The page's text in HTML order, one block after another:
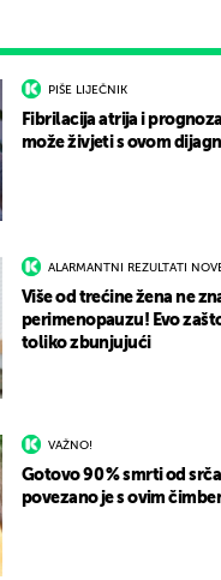
PIŠE LIJEČNIK
Fibrilacija atrija i
može živjeti s ovom
ALARMANTNI REZULTATI
Više od trećine žena ne
perimenopauzu! Evo
toliko zbunjujući
VAŽNO!
Gotovo 90 % smrti od
povezano je s ovim